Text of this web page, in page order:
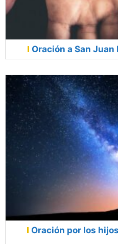
Oración a San
Oración por los